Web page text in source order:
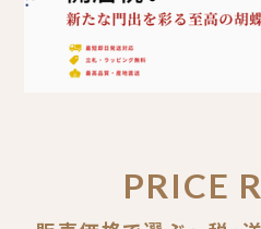
PRICE